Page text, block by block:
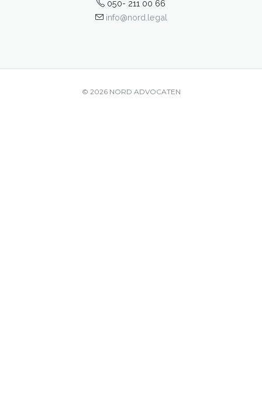
050- 211 00 66
info@nord.legal
© 2026 NORD ADVOCATEN